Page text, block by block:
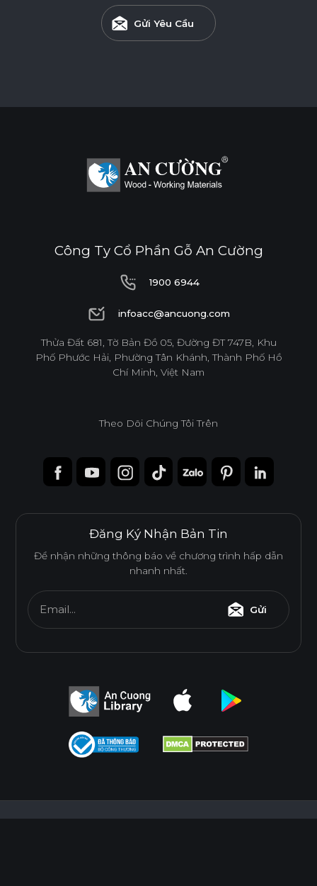
Gửi Yêu Cầu
Công Ty Cổ Phần Gỗ An Cường
1900 6944
1900 6944
infoacc@ancuong.com
infoacc@ancuong.com
Thửa Đất 681, Tờ Bản Đồ 05, Đường ĐT 747B, Khu
Phố Phước Hải, Phường Tân Khánh, Thành Phố Hồ
Chí Minh, Việt Nam
Theo Dõi Chúng Tôi Trên
Đăng Ký Nhận Bản Tin
Để nhận những thông báo về chương trình hấp dẫn
nhanh nhất.
Email... Gửi